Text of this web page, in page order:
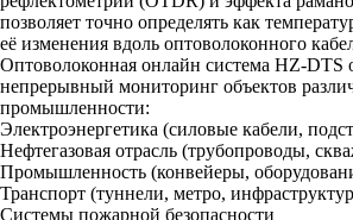
позволяет точно определять как
её изменения вдоль оптоволоконного
Оптоволоконная онлайн система HZ-DTS
непрерывный мониторинг объектов
промышленности:
Электроэнергетика (силовые кабели,
Нефтегазовая отрасль (трубопроводы,
Промышленность (конвейеры,
Транспорт (туннели, метро,
Системы пожарной безопасности